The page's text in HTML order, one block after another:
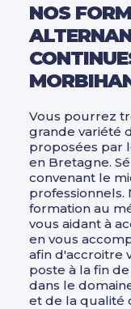
NOS
Vous pourrez
grande variété
proposées par
en Bretagne.
convenant le
professionnels.
formation au
vous aidant à
en vous
afin d'accroitre
poste à la fin
dans le
et de la qualité